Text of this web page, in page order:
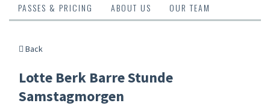
PASSES & PRICING
ABOUT US OUR TEAM
Back
Lotte Berk Barre Stunde
Samstagmorgen